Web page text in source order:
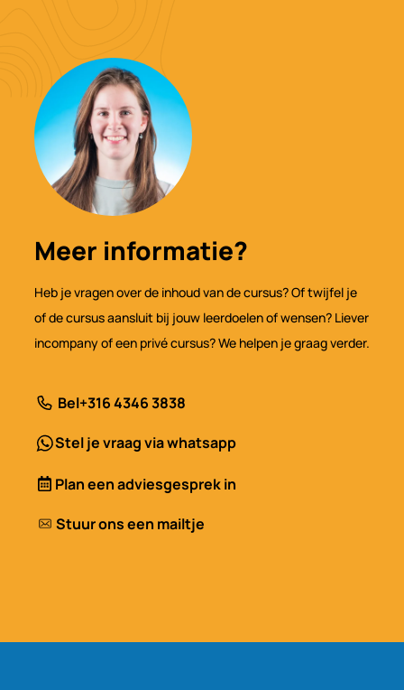
Meer informatie?
Heb je vragen over de inhoud van de cursus? Of twijfel je
of de cursus aansluit bij jouw leerdoelen of wensen? Liever
incompany of een privé cursus? We helpen je graag verder.
Bel+316 4346 3838
Stel je vraag via whatsapp
Plan een adviesgesprek in
Stuur ons een mailtje